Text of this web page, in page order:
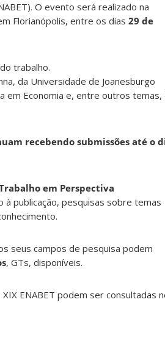
O evento será realizado na
Florianópolis, entre os dias 29 de
trabalho.
da Universidade de Joanesburgo
em Economia e, entre outros temas,
recebendo submissões até o
em Perspectiva
publicação, pesquisas sobre temas
seus campos de pesquisa podem
, GTs, disponíveis.
ENABET podem ser consultadas